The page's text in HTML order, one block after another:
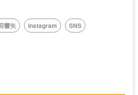
響矢 Instagram
SNS